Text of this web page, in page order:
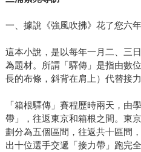
一、據說《強風吹拂》花了您六
這本小說，是以每年一月二、三
為題材。所謂「驛傳」是指由數
長的布條，斜背在肩上）代替接
「箱根驛傳」賽程歷時兩天，由
帶」，往返東京和箱根之間。東
劃分為五個區間，往返共十區間
出十位選手交遞「接力帶」跑完